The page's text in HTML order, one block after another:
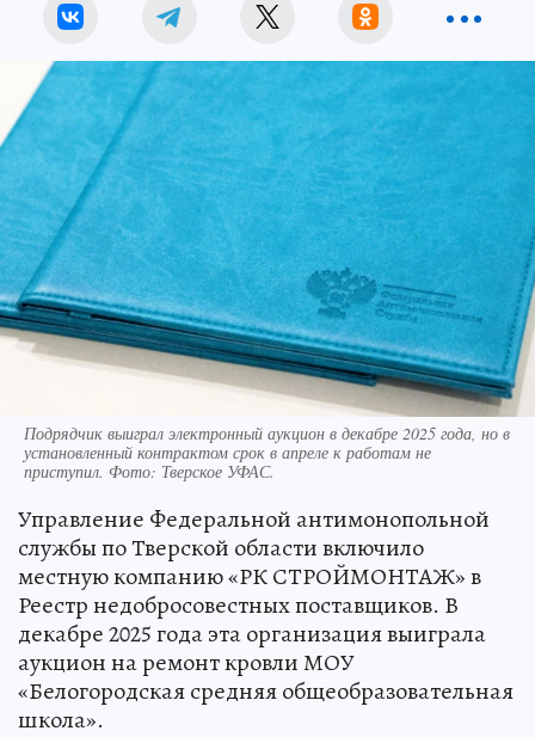
Подрядчик выиграл электронный аукцион в декабре 2025 года, но в
установленный контрактом срок в апреле к работам не
приступил. Фото: Тверское УФАС.
Управление Федеральной антимонопольной
службы по Тверской области включило
местную компанию «РК СТРОЙМОНТАЖ» в
Реестр недобросовестных поставщиков. В
декабре 2025 года эта организация выиграла
аукцион на ремонт кровли МОУ
«Белогородская средняя общеобразовательная
школа».